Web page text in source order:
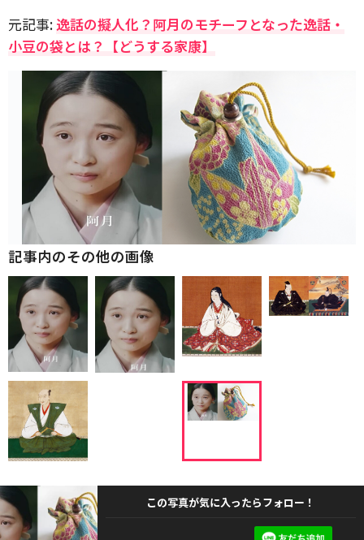
元記事:逸話の擬人化？阿月のモチーフとなった逸話・
小豆の袋とは？【どうする家康】
記事内のその他の画像
この写真が気に入ったらフォロー！